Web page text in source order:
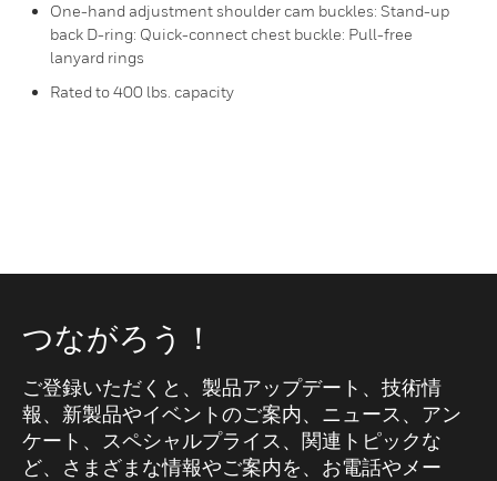
One-hand adjustment shoulder cam buckles: Stand-up
back D-ring: Quick-connect chest buckle: Pull-free
lanyard rings
Rated to 400 lbs. capacity
つながろう！
ご登録いただくと、製品アップデート、技術情
報、新製品やイベントのご案内、ニュース、アン
ケート、スペシャルプライス、関連トピックな
ど、さまざまな情報やご案内を、お電話やメー